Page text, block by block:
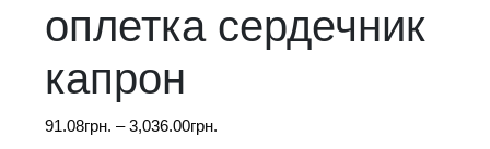
оплетка сердечник
капрон
91.08грн. – 3,036.00грн.